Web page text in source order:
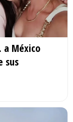
a México
sus